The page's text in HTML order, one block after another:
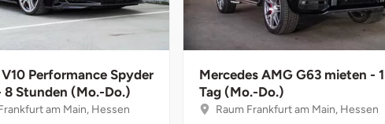
Performance Spyder
8 Stunden (Mo.-Do.)
am Main, Hessen
Mercedes AMG G63 mieten - 1
Tag (Mo.-Do.)
Raum Frankfurt am Main, Hessen